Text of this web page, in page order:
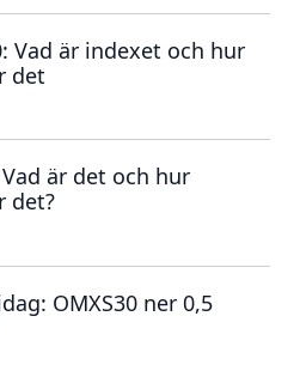
Vad är indexet och hur
det
är det och hur
det?
OMXS30 ner 0,5